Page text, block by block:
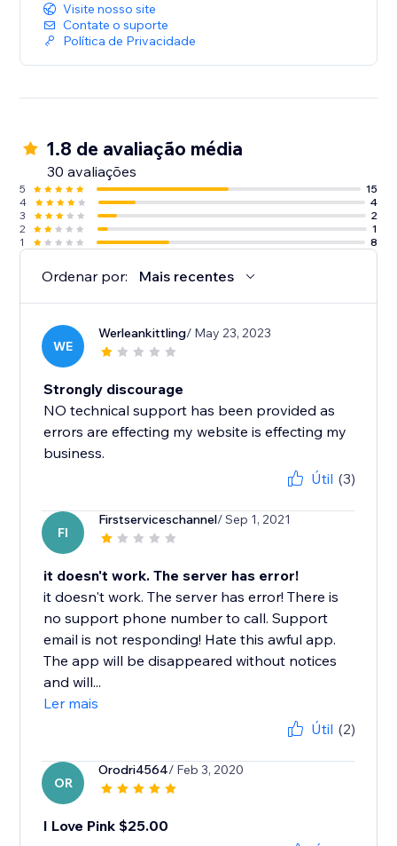
Visite nosso site
Contate o suporte
Política de Privacidade
1.8 de avaliação média
30 avaliações
5
15
4
4
3
2
2
1
1
8
Ordenar por: Mais recentes
WE
Werleankittling/ May 23, 2023
Strongly discourage
NO technical support has been provided as
errors are effecting my website is effecting my
business.
Útil (3)
FI
Firstserviceschannel/ Sep 1, 2021
it doesn't work. The server has error!
it doesn't work. The server has error! There is
no support phone number to call. Support
email is not responding! Hate this awful app.
The app will be disappeared without notices
and will...
Ler mais
Útil (2)
OR
Orodri4564/ Feb 3, 2020
I Love Pink $25.00